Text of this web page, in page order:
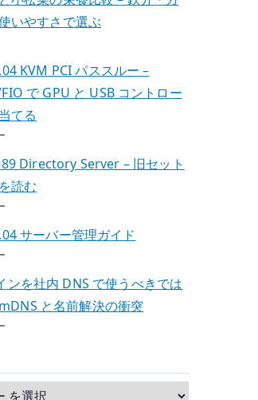
いやすさで選ぶ
KVM PCI パススルー –
で GPU と USB コントロー
てる
Directory Server – 旧セット
読む
サーバー管理ガイド
ンを社内 DNS で使うべきでは
と名前解決の衝突